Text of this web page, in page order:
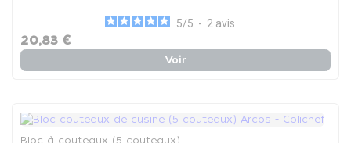
5/5 - 2 avis
20,83 €
Voir
Bloc à couteaux (5 couteaux)